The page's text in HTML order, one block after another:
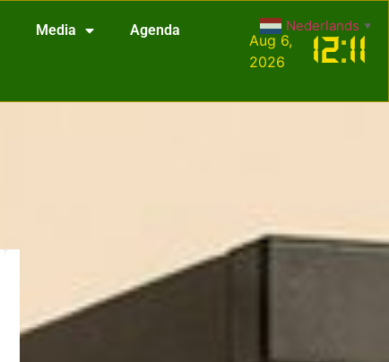
Media Agenda
12:11
Aug 6,
2026
Nederlands ▼